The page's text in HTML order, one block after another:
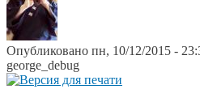
Опубликовано пн, 10/12/2015 -
george_debug